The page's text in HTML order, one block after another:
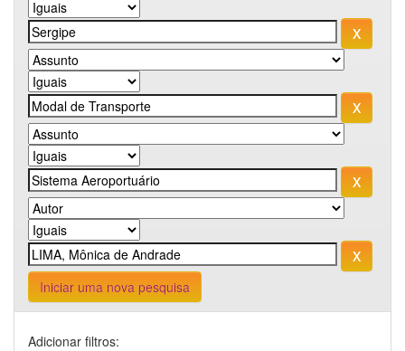
Iniciar uma nova pesquisa
Adicionar filtros: